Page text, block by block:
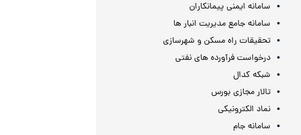
سامانه ایمنی پیمانکاران
سامانه جامع مدیریت انبار ها
تحقیقات راه مسکن و شهرسازی
درخواست فرآورده های نفتی
شبکه کدال
تالار مجازی بورس
نماد الکترونیکی
سامانه جام